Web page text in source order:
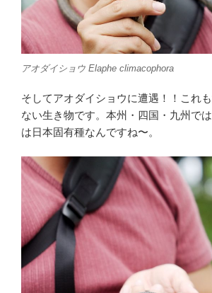
アオダイショウ Elaphe climacophora
そしてアオダイショウに遭遇！！これ
ない生き物です。本州・四国・九州で
は日本固有種なんですね〜。